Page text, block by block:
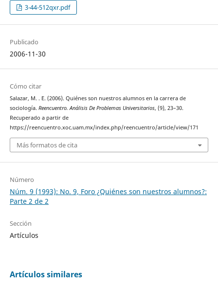
3-44-512qxr.pdf
Publicado
2006-11-30
Cómo citar
Salazar, M. . E. (2006). Quiénes son nuestros alumnos en la carrera de
sociología. Reencuentro. Análisis De Problemas Universitarios, (9), 23–30.
Recuperado a partir de
https://reencuentro.xoc.uam.mx/index.php/reencuentro/article/view/171
Más formatos de cita
Número
Núm. 9 (1993): No. 9, Foro ¿Quiénes son nuestros alumnos?:
Parte 2 de 2
Sección
Artículos
Artículos similares